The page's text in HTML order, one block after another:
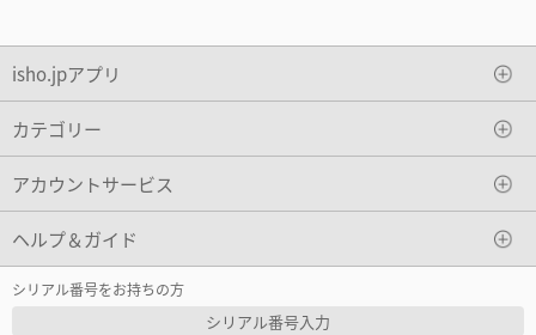
isho.jpアプリ
カテゴリー
アカウントサービス
ヘルプ＆ガイド
シリアル番号をお持ちの方
シリアル番号入力